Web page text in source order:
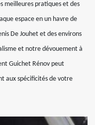
meilleures pratiques et des
espace en un havre de
De Jouhet et des environs
et notre dévouement à
Guichet Rénov peut
aux spécificités de votre